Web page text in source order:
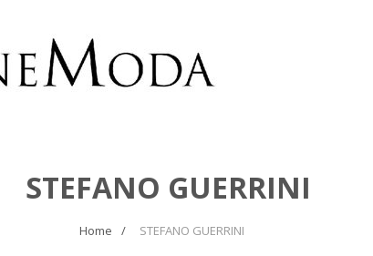
STEFANO GUERRINI
Home STEFANO GUERRINI